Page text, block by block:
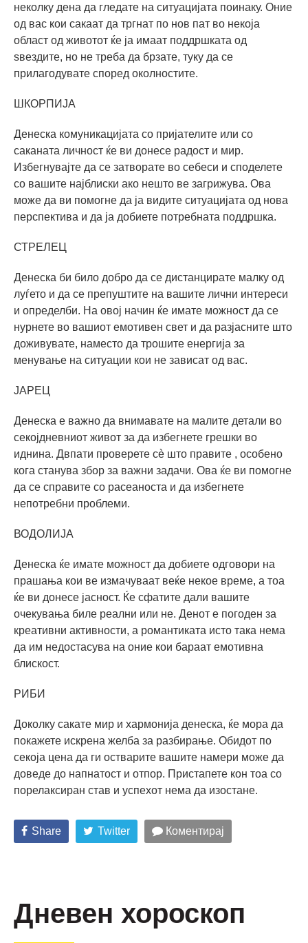
неколку дена да гледате на ситуацијата поинаку. Оние
од вас кои сакаат да тргнат по нов пат во некоја
област од животот ќе ја имаат поддршката од
ѕвездите, но не треба да брзате, туку да се
прилагодувате според околностите.
ШКОРПИЈА
Денеска комуникацијата со пријателите или со
саканата личност ќе ви донесе радост и мир.
Избегнувајте да се затворате во себеси и споделете
со вашите најблиски ако нешто ве загрижува. Ова
може да ви помогне да ја видите ситуацијата од нова
перспектива и да ја добиете потребната поддршка.
СТРЕЛЕЦ
Денеска би било добро да се дистанцирате малку од
луѓето и да се препуштите на вашите лични интереси
и определби. На овој начин ќе имате можност да се
нурнете во вашиот емотивен свет и да разјасните што
доживувате, наместо да трошите енергија за
менување на ситуации кои не зависат од вас.
ЈАРЕЦ
Денеска е важно да внимавате на малите детали во
секојдневниот живот за да избегнете грешки во
иднина. Двпати проверете сè што правите , особено
кога станува збор за важни задачи. Ова ќе ви помогне
да се справите со расеаноста и да избегнете
непотребни проблеми.
ВОДОЛИЈА
Денеска ќе имате можност да добиете одговори на
прашања кои ве измачуваат веќе некое време, а тоа
ќе ви донесе јасност. Ќе сфатите дали вашите
очекувања биле реални или не. Денот е погоден за
креативни активности, а романтиката исто така нема
да им недостасува на оние кои бараат емотивна
блискост.
РИБИ
Доколку сакате мир и хармонија денеска, ќе мора да
покажете искрена желба за разбирање. Обидот по
секоја цена да ги остварите вашите намери може да
доведе до напнатост и отпор. Пристапете кон тоа со
порелаксиран став и успехот нема да изостане.
Share Twitter Коментирај
Дневен хороскоп